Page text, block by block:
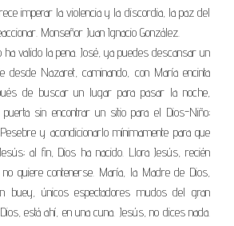
imperar la violencia y la discordia, la paz del
Monseñor Juan Ignacio González.
ha valido la pena. José, ya puedes descansar un
desde Nazaret, caminando, con María encinta
de buscar un lugar para pasar la noche,
sin encontrar un sitio para el Dios-Niño;
y acondicionarlo mínimamente para que
al fin, Dios ha nacido. Llora Jesús, recién
quiere contenerse. María, la Madre de Dios,
buey, únicos espectadores mudos del gran
está ahí, en una cuna. Jesús, no dices nada.